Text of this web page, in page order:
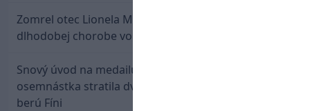
Zomrel otec Lionela Messiho. Jorge podľahol
dlhodobej chorobe vo veku 68 rokov
Snový úvod na medailu nestačil: Slovenská
osemnástka stratila dvojgólový náskok a bronz
berú Fíni